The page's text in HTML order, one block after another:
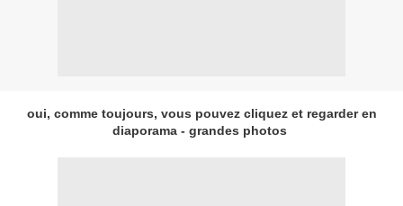
oui, comme toujours, vous pouvez cliquez et regarder en
diaporama - grandes photos